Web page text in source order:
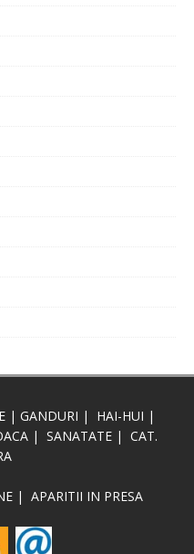
| GANDURI | HAI-HUI |
| SANATATE | CAT.
| APARITII IN PRESA